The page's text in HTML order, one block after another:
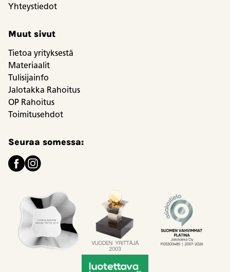
Yhteystiedot
Muut sivut
Tietoa yrityksestä
Materiaalit
Tulisijainfo
Jalotakka Rahoitus
OP Rahoitus
Toimitusehdot
Seuraa somessa: